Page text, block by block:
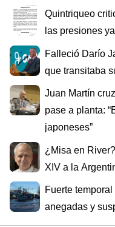
Quintriqueo
las presiones
Falleció Darío
que transitaba
Juan Martín
pase a planta:
japoneses”
¿Misa en
XIV a la
Fuerte
anegadas y